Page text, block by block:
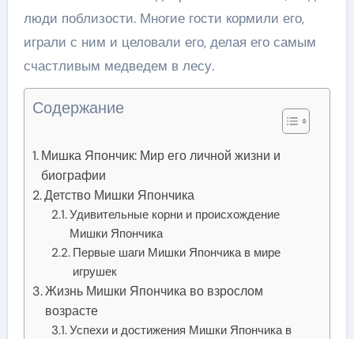
люди поблизости. Многие гости кормили его,
играли с ним и целовали его, делая его самым
счастливым медведем в лесу.
Содержание
Мишка Япончик: Мир его личной жизни и
биографии
Детство Мишки Япончика
Удивительные корни и происхождение
Мишки Япончика
Первые шаги Мишки Япончика в мире
игрушек
Жизнь Мишки Япончика во взрослом
возрасте
Успехи и достижения Мишки Япончика в